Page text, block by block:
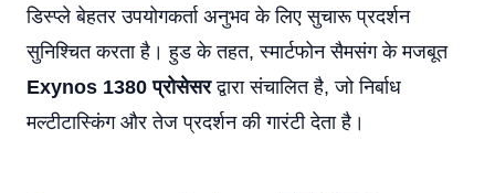
डिस्प्ले बेहतर उपयोगकर्ता अनुभव के लिए सुचारू प्रदर्शन
सुनिश्चित करता है। हुड के तहत, स्मार्टफोन सैमसंग के मजबूत
Exynos 1380 प्रोसेसरद्वारा संचालित है, जो निर्बाध
मल्टीटास्किंग और तेज प्रदर्शन की गारंटी देता है।